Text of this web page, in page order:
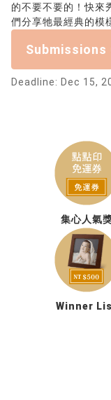
的不要不要的！快來
們分享牠最經典的模
Submissions
Deadline: Dec 15,
集心人氣
Winner